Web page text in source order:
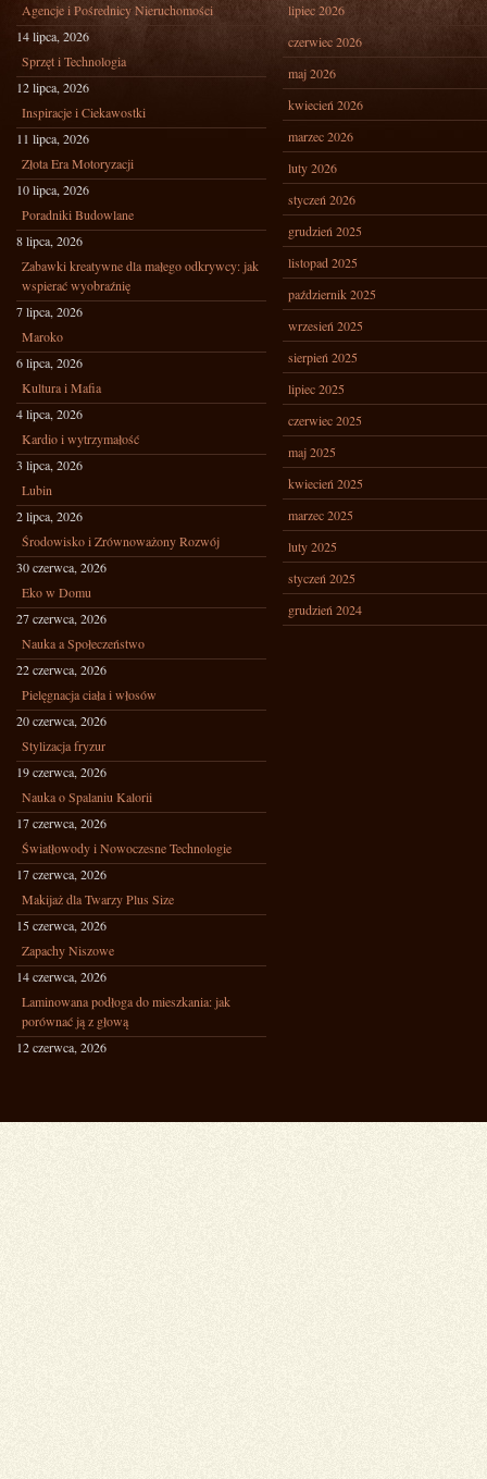
Agencje i Pośrednicy Nieruchomości
14 lipca, 2026
Sprzęt i Technologia
12 lipca, 2026
Inspiracje i Ciekawostki
11 lipca, 2026
Złota Era Motoryzacji
10 lipca, 2026
Poradniki Budowlane
8 lipca, 2026
Zabawki kreatywne dla małego odkrywcy: jak
wspierać wyobraźnię
7 lipca, 2026
Maroko
6 lipca, 2026
Kultura i Mafia
4 lipca, 2026
Kardio i wytrzymałość
3 lipca, 2026
Lubin
2 lipca, 2026
Środowisko i Zrównoważony Rozwój
30 czerwca, 2026
Eko w Domu
27 czerwca, 2026
Nauka a Społeczeństwo
22 czerwca, 2026
Pielęgnacja ciała i włosów
20 czerwca, 2026
Stylizacja fryzur
19 czerwca, 2026
Nauka o Spalaniu Kalorii
17 czerwca, 2026
Światłowody i Nowoczesne Technologie
17 czerwca, 2026
Makijaż dla Twarzy Plus Size
15 czerwca, 2026
Zapachy Niszowe
14 czerwca, 2026
Laminowana podłoga do mieszkania: jak
porównać ją z głową
12 czerwca, 2026
lipiec 2026
czerwiec 2026
maj 2026
kwiecień 2026
marzec 2026
luty 2026
styczeń 2026
grudzień 2025
listopad 2025
październik 2025
wrzesień 2025
sierpień 2025
lipiec 2025
czerwiec 2025
maj 2025
kwiecień 2025
marzec 2025
luty 2025
styczeń 2025
grudzień 2024